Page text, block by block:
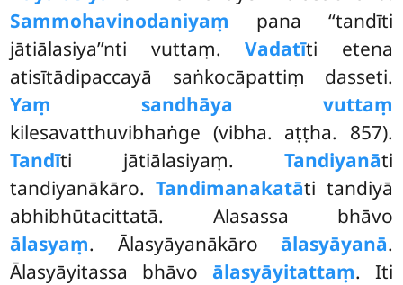
Sammohavinodaniyaṃ pana ‘‘tandīti
jātiālasiya’’nti vuttaṃ.Vadatīti etena
atisītādipaccayā saṅkocāpattiṃ dasseti.
Yaṃ sandhāya vuttaṃ
kilesavatthuvibhaṅge (vibha. aṭṭha. 857).
Tandīti jātiālasiyaṃ. Tandiyanāti
tandiyanākāro. Tandimanakatāti tandiyā
abhibhūtacittatā. Alasassa bhāvo
ālasyaṃ. Ālasyāyanākāro ālasyāyanā.
Ālasyāyitassa bhāvo ālasyāyitattaṃ. Iti